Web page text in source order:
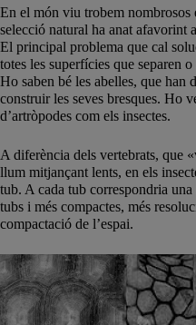
En el món viu trobem nombrosos
selecció natural ha anat afavorint
El principal problema que cal
totes les superfícies que separen
Ho saben bé les abelles, que han
construir les seves bresques. Ho
d’artròpodes com els insectes.
A diferència dels vertebrats, que
llum mitjançant lents, en els
tub. A cada tub correspondria
tubs i més compactes, més
compactació de l’espai.